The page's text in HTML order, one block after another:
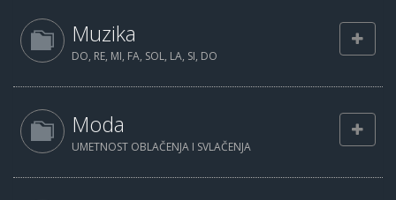
Muzika
DO, RE, MI, FA, SOL, LA, SI, DO
Moda
UMETNOST OBLAČENJA I SVLAČENJA